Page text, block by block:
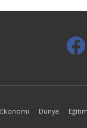
Ekonomi Dünya Eğitim